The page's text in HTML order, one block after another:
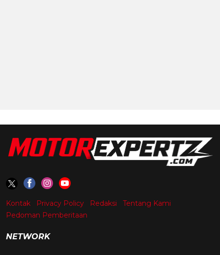
Kontak Privacy Policy Redaksi
Tentang Kami
Pedoman Pemberitaan
NETWORK